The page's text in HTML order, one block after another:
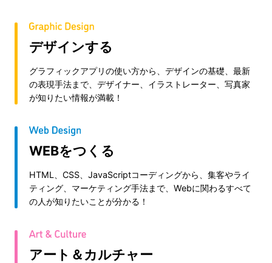
デザインする
グラフィックアプリの使い方から、デザインの基礎、最新
の表現手法まで、デザイナー、イラストレーター、写真家
が知りたい情報が満載！
WEBをつくる
HTML、CSS、JavaScriptコーディングから、集客やライ
ティング、マーケティング手法まで、Webに関わるすべて
の人が知りたいことが分かる！
アート＆カルチャー